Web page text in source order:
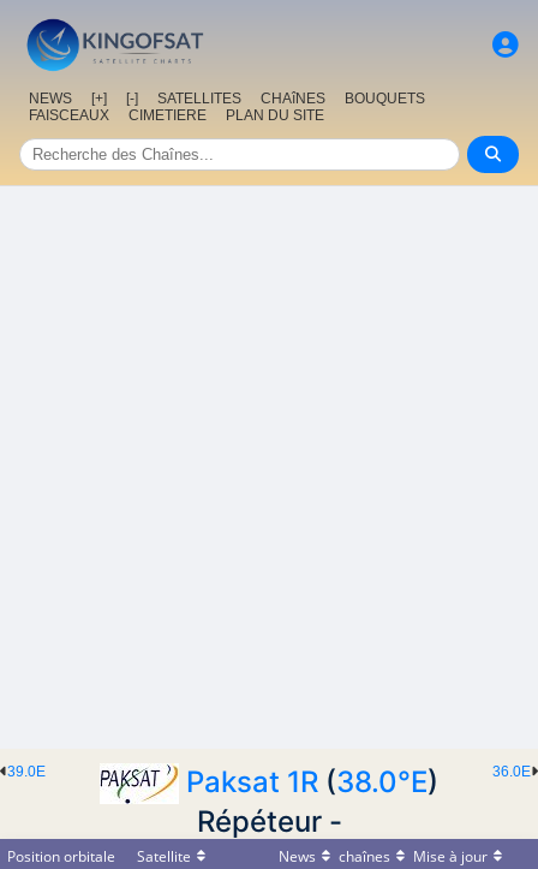
NEWS [+] [-] SATELLITES CHAîNES
BOUQUETS
FAISCEAUX
CIMETIERE PLAN DU SITE
36.0E
39.0E Paksat 1R (38.0°E)
Répéteur -
Position orbitale Satellite News chaînes Mise à jour